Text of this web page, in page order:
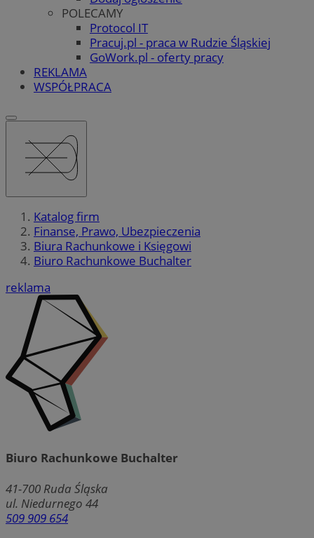
POLECAMY
Protocol IT
Pracuj.pl - praca w Rudzie Śląskiej
GoWork.pl - oferty pracy
REKLAMA
WSPÓŁPRACA
Katalog firm
Finanse, Prawo, Ubezpieczenia
Biura Rachunkowe i Księgowi
Biuro Rachunkowe Buchalter
reklama
Biuro Rachunkowe Buchalter
41-700 Ruda Śląska
ul. Niedurnego 44
509 909 654